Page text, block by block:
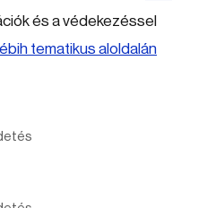
és a védekezéssel
tematikus aloldalán